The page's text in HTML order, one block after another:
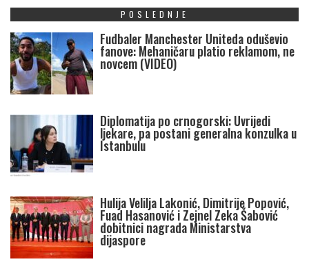
POSLEDNJE
Fudbaler Manchester Uniteda oduševio
fanove: Mehaničaru platio reklamom, ne
novcem (VIDEO)
Diplomatija po crnogorski: Uvrijedi
ljekare, pa postani generalna konzulka u
Istanbulu
Hulija Velilja Lakonić, Dimitrije Popović,
Fuad Hasanović i Zejnel Zeka Šabović
dobitnici nagrada Ministarstva
dijaspore